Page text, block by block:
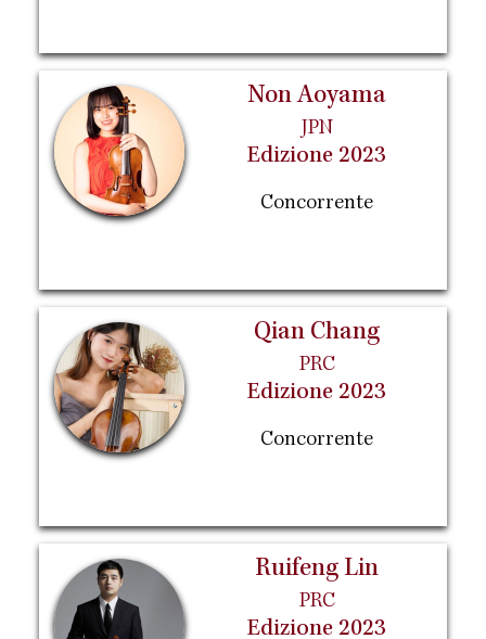
Non Aoyama
JPN
Edizione 2023
Concorrente
Qian Chang
PRC
Edizione 2023
Concorrente
Ruifeng Lin
PRC
Edizione 2023